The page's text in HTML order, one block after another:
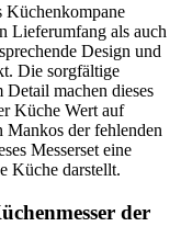
Küchenkompane
Lieferumfang als auch
Design und
Die sorgfältige
machen dieses
Küche Wert auf
der fehlenden
Messerset eine
Küche darstellt.
der